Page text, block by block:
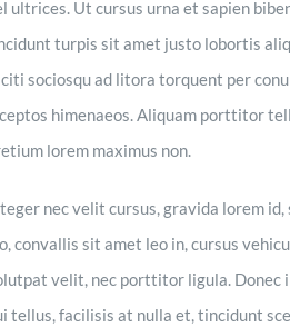
ultrices. Ut cursus urna et sapien
turpis sit amet justo lobortis
sociosqu ad litora torquent per
himenaeos. Aliquam porttitor
lorem maximus non.
nec velit cursus, gravida lorem id,
convallis sit amet leo in, cursus
velit, nec porttitor ligula. Donec
tellus, facilisis at nulla et, tincidunt